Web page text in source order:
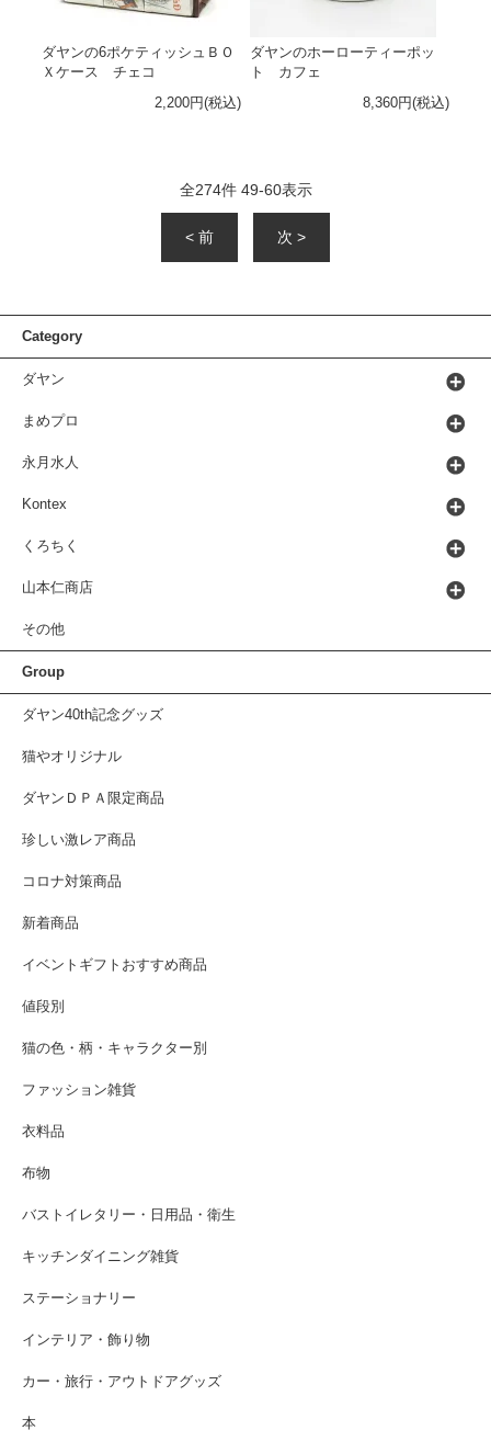
ダヤンの6ポケティッシュＢＯ
Ｘケース チェコ
2,200円(税込)
ダヤンのホーローティーポッ
ト カフェ
8,360円(税込)
全274件 49-60表示
< 前 次 >
Category
ダヤン
まめプロ
永月水人
Kontex
くろちく
山本仁商店
その他
Group
ダヤン40th記念グッズ
猫やオリジナル
ダヤンＤＰＡ限定商品
珍しい激レア商品
コロナ対策商品
新着商品
イベントギフトおすすめ商品
値段別
猫の色・柄・キャラクター別
ファッション雑貨
衣料品
布物
バストイレタリー・日用品・衛生
キッチンダイニング雑貨
ステーショナリー
インテリア・飾り物
カー・旅行・アウトドアグッズ
本